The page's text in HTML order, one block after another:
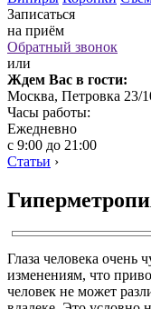
Записаться
на приём
Обратный звонок
или
Ждем Вас в гости:
Москва, Петровка 23/
Часы работы:
Ежедневно
с 9:00 до 21:00
Статьи ›
Глаза человека очень
изменениям, что
человек не может